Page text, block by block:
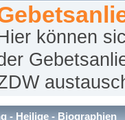
können
- Heilige - Biographien